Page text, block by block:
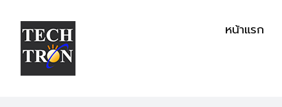
content
หน้าแรก